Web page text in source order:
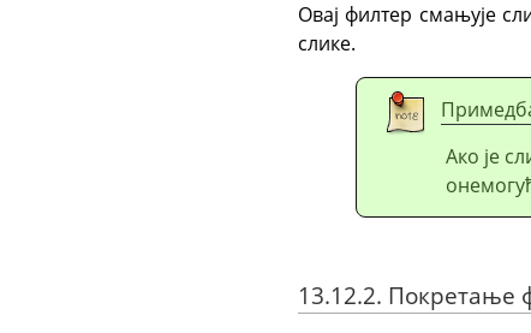
Овај филтер смањује
слике.
Ако је
13.12.2. Покретање